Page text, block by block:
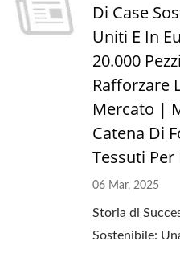
Di Case
Uniti E In
20.000
Rafforzare
Mercato |
Catena Di
Tessuti Per
06 Mar, 2025
Storia di
Sostenibile: